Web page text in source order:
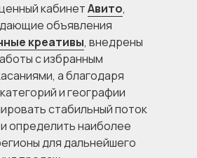
кабинетАвито,
объявления
креативы, внедрены
с избранным
а благодаря
и географии
стабильный поток
определить наиболее
для дальнейшего